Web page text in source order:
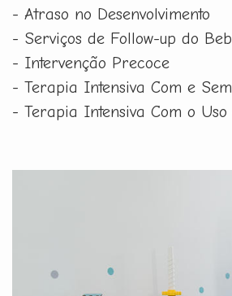
- Atraso no Desenvolvimento
- Serviços de Follow-up do
- Intervenção Precoce
- Terapia Intensiva Com e
- Terapia Intensiva Com o Uso